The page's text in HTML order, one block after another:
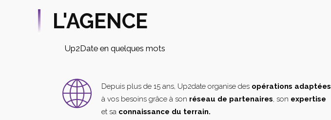
L'AGENCE
Up2Date en quelques mots
Depuis plus de 15 ans, Up2date organise des opérations adaptées
à vos besoins grâce à son réseau de partenaires, son expertise
et sa connaissance du terrain.